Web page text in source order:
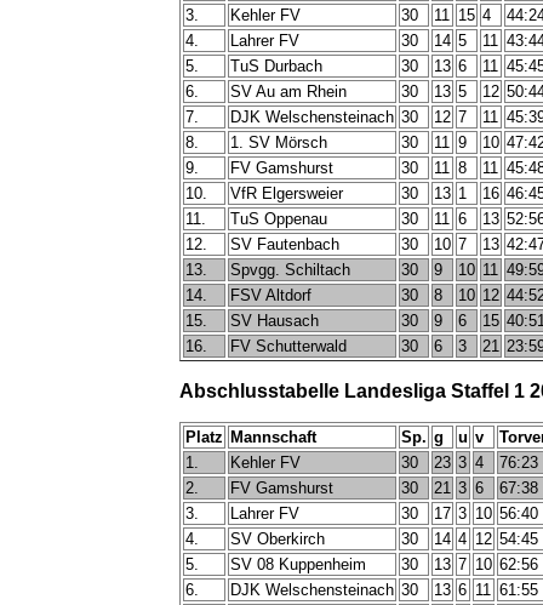
3.
Kehler FV 30 11 15 4
4.
Lahrer FV 30 14 5 11
5.
TuS Durbach 30 13 6 11
6.
SV Au am Rhein 30 13 5 12
7.
DJK Welschensteinach 30 12 7 11
8.
1. SV Mörsch 30 11 9 10
9.
FV Gamshurst 30 11 8 11
10.
VfR Elgersweier 30 13 1 16
11.
TuS Oppenau 30 11 6 13
12.
SV Fautenbach 30 10 7 13
13.
Spvgg. Schiltach 30 9 10 11
14.
FSV Altdorf 30 8 10 12
15.
SV Hausach 30 9 6 15
16.
FV Schutterwald 30 6 3 21
Abschlusstabelle Landesliga Staffel 1
Platz Mannschaft Sp. g u v
1.
Kehler FV 30 23 3 4
76:23
2.
FV Gamshurst 30 21 3 6
67:38
3.
Lahrer FV 30 17 3 10 56:40
4.
SV Oberkirch 30 14 4 12 54:45
5.
SV 08 Kuppenheim 30 13 7 10 62:56
6.
DJK Welschensteinach 30 13 6 11 61:55